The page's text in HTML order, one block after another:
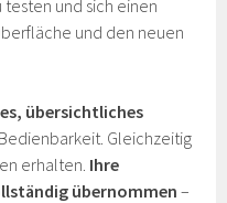
testen und sich einen
und den neuen
übersichtliches
Gleichzeitig
erhalten. Ihre
übernommen–